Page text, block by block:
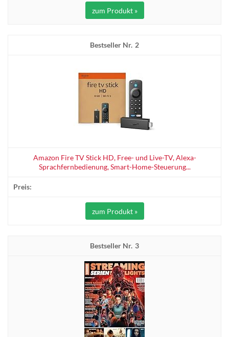
zum Produkt »
2
Amazon Fire TV Stick HD, Free- und Live-TV, Alexa-
Sprachfernbedienung, Smart-Home-Steuerung...
zum Produkt »
3